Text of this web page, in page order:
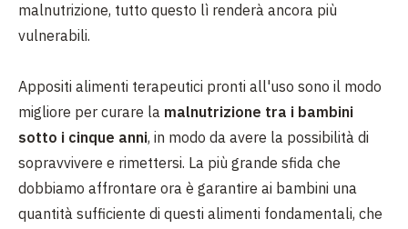
malnutrizione, tutto questo lì renderà ancora più
vulnerabili.
Appositi alimenti terapeutici pronti all'uso sono il modo
migliore per curare la malnutrizione tra i bambini
sotto i cinque anni, in modo da avere la possibilità di
sopravvivere e rimettersi. La più grande sfida che
dobbiamo affrontare ora è garantire ai bambini una
quantità sufficiente di questi alimenti fondamentali, che